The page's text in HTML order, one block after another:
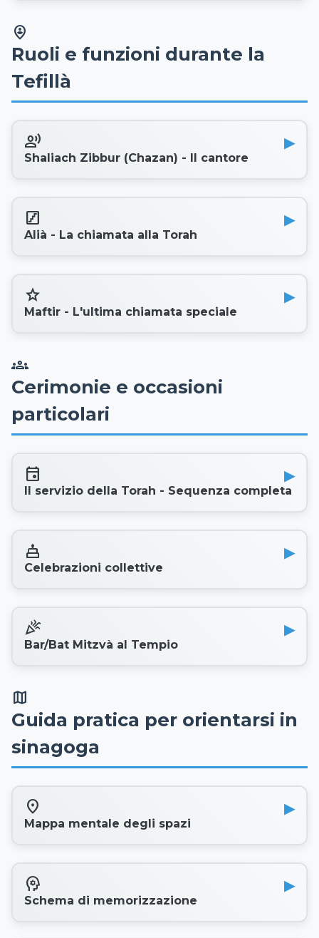
person_pin_circle
Ruoli e funzioni durante la
Tefillà
record_voice_over
Shaliach Zibbur (Chazan) - Il cantore
stairs
Alià - La chiamata alla Torah
star
Maftir - L'ultima chiamata speciale
groups
Cerimonie e occasioni
particolari
event
Il servizio della Torah - Sequenza completa
cake
Celebrazioni collettive
celebration
Bar/Bat Mitzvà al Tempio
map
Guida pratica per orientarsi in
sinagoga
location_on
Mappa mentale degli spazi
psychology
Schema di memorizzazione